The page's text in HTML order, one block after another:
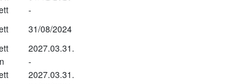
-
31/08/2024
2027.03.31.
-
2027.03.31.